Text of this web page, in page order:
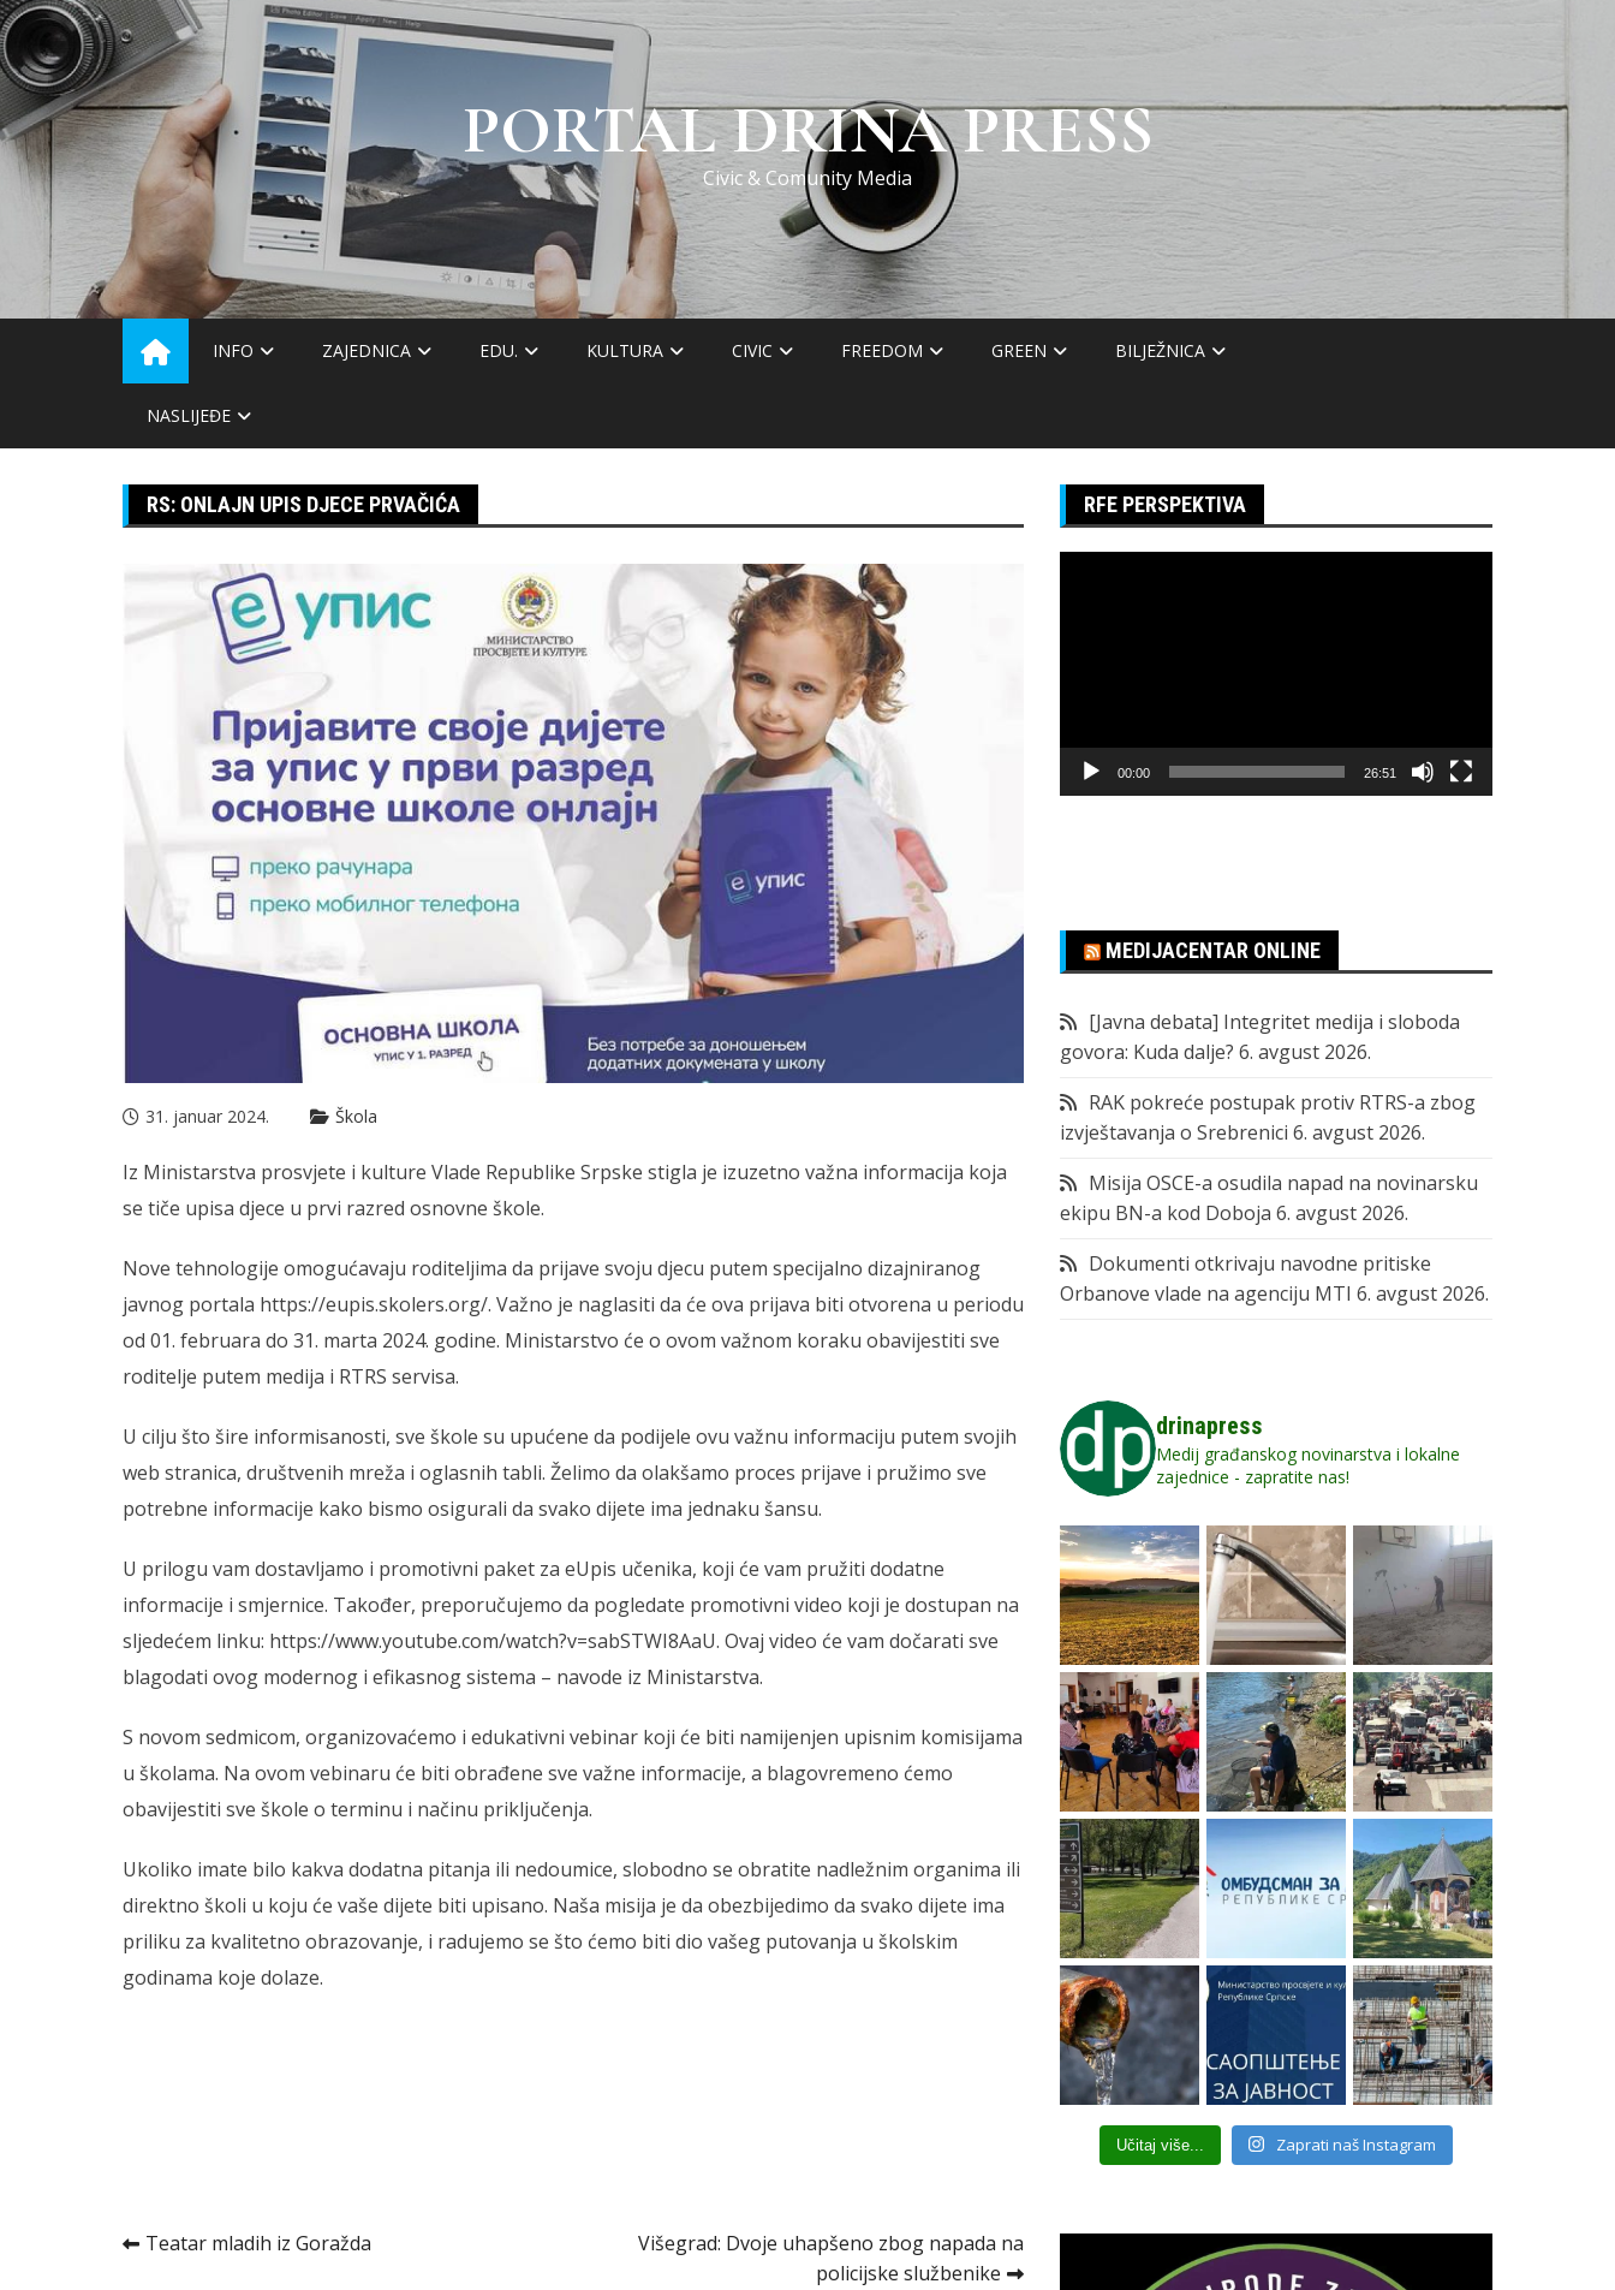
Skip
to
content
PORTAL DRINA PRESS
Civic & Comunity Media
INFO ZAJEDNICA EDU. KULTURA CIVIC FREEDOM GREEN BILJEŽNICA
NASLIJEĐE
RS: ONLAJN UPIS DJECE PRVAČIĆA
31. januar 2024. Škola
Iz Ministarstva prosvjete i kulture Vlade Republike Srpske stigla je izuzetno važna informacija koja
se tiče upisa djece u prvi razred osnovne škole.
Nove tehnologije omogućavaju roditeljima da prijave svoju djecu putem specijalno dizajniranog
javnog portala https://eupis.skolers.org/. Važno je naglasiti da će ova prijava biti otvorena u periodu
od 01. februara do 31. marta 2024. godine. Ministarstvo će o ovom važnom koraku obavijestiti sve
roditelje putem medija i RTRS servisa.
U cilju što šire informisanosti, sve škole su upućene da podijele ovu važnu informaciju putem svojih
web stranica, društvenih mreža i oglasnih tabli. Želimo da olakšamo proces prijave i pružimo sve
potrebne informacije kako bismo osigurali da svako dijete ima jednaku šansu.
U prilogu vam dostavljamo i promotivni paket za eUpis učenika, koji će vam pružiti dodatne
informacije i smjernice. Također, preporučujemo da pogledate promotivni video koji je dostupan na
sljedećem linku: https://www.youtube.com/watch?v=sabSTWI8AaU. Ovaj video će vam dočarati sve
blagodati ovog modernog i efikasnog sistema – navode iz Ministarstva.
S novom sedmicom, organizovaćemo i edukativni vebinar koji će biti namijenjen upisnim komisijama
u školama. Na ovom vebinaru će biti obrađene sve važne informacije, a blagovremeno ćemo
obavijestiti sve škole o terminu i načinu priključenja.
Ukoliko imate bilo kakva dodatna pitanja ili nedoumice, slobodno se obratite nadležnim organima ili
direktno školi u koju će vaše dijete biti upisano. Naša misija je da obezbijedimo da svako dijete ima
priliku za kvalitetno obrazovanje, i radujemo se što ćemo biti dio vašeg putovanja u školskim
godinama koje dolaze.
Kretanje
Teatar mladih iz Goražda
Višegrad: Dvoje uhapšeno zbog napada na
policijske službenike
RFE PERSPEKTIVA
00:00 26:51
MEDIJACENTAR ONLINE
[Javna debata] Integritet medija i sloboda
govora: Kuda dalje? 6. avgust 2026.
RAK pokreće postupak protiv RTRS-a zbog
izvještavanja o Srebrenici 6. avgust 2026.
Misija OSCE-a osudila napad na novinarsku
ekipu BN-a kod Doboja 6. avgust 2026.
Dokumenti otkrivaju navodne pritiske
Orbanove vlade na agenciju MTI 6. avgust 2026.
drinapress
Medij građanskog novinarstva i lokalne
zajednice - zapratite nas!
Učitaj više... Zaprati naš Instagram